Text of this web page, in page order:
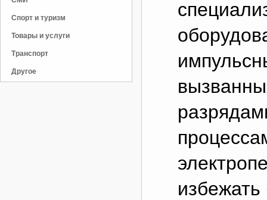
Спорт и туризм
Товары и услуги
Транспорт
Другое
избежать